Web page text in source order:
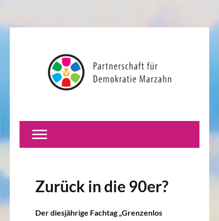
Zurück in die 90er?
Der diesjährige Fachtag „Grenzenlos